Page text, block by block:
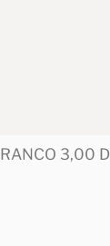
3,00 D